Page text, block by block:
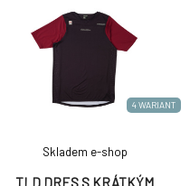
hrudi, odolný potisk Fox na
4 WARIANT
TLD DRES S KRÁTKÝM
Skladem e-shop